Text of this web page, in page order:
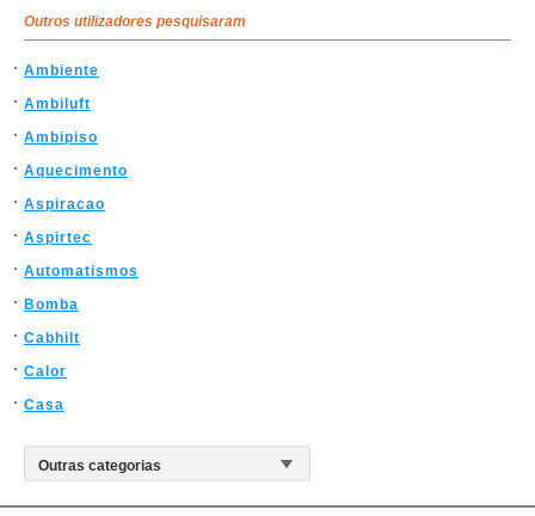
Outros utilizadores pesquisaram
Ambiente
Ambiluft
Ambipiso
Aquecimento
Aspiracao
Aspirtec
Automatismos
Bomba
Cabhilt
Calor
Casa